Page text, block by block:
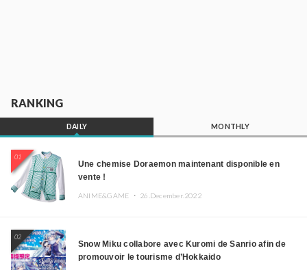
RANKING
DAILY MONTHLY
01
Une chemise Doraemon maintenant disponible en
vente !
ANIME&GAME ・ 26.December.2022
02
Snow Miku collabore avec Kuromi de Sanrio afin de
promouvoir le tourisme d’Hokkaido